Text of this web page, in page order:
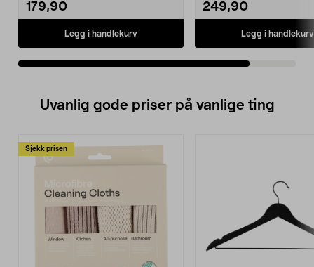
179,90
Legg i handlekurv
249,90
Legg i handlekurv
Uvanlig gode priser på vanlige ting
Sjekk prisen